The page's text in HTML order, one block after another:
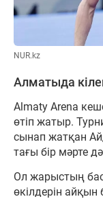
NUR.kz
Алматыда
Almaty Arena
өтіп жатыр.
сынап жатқан
тағы бір мәрте
Ол жарыстың
өкілдерін